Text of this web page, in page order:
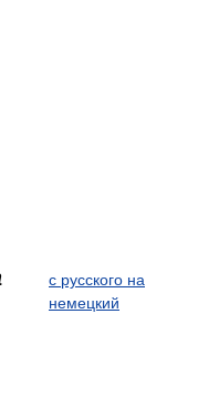
с русского на
немецкий